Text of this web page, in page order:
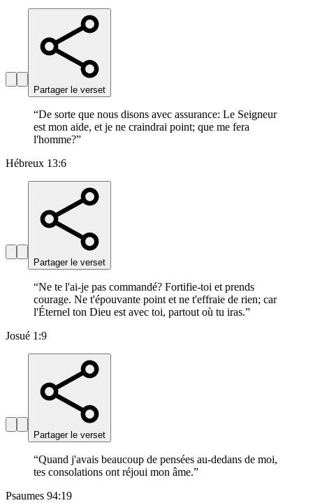
Partager le verset
“De sorte que nous disons avec assurance: Le Seigneur
est mon aide, et je ne craindrai point; que me fera
l'homme?”
Hébreux 13:6
Partager le verset
“Ne te l'ai-je pas commandé? Fortifie-toi et prends
courage. Ne t'épouvante point et ne t'effraie de rien; car
l'Éternel ton Dieu est avec toi, partout où tu iras.”
Josué 1:9
Partager le verset
“Quand j'avais beaucoup de pensées au-dedans de moi,
tes consolations ont réjoui mon âme.”
Psaumes 94:19